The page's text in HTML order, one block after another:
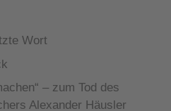
Wort
– zum Tod des
Alexander Häusler